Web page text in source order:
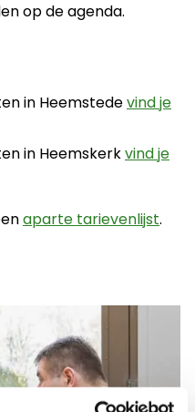
op de agenda.
in Heemstedevind je
in Heemskerkvind je
aparte tarievenlijst.